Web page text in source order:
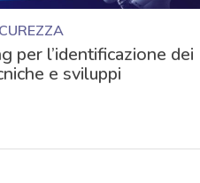
per l’identificazione dei
e sviluppi